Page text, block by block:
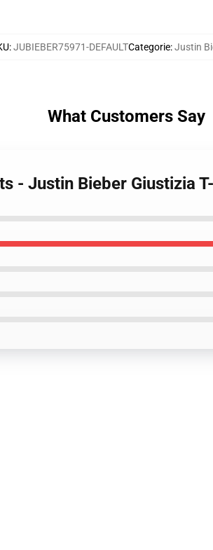
:JUBIEBER75971-DEFAULTCategorie:Justin
What Customers Say
- Justin Bieber Giustizia